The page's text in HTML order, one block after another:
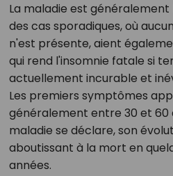
La maladie est
des cas sporadiques, où
n'est présente, aient
qui rend l'insomnie fatale si
actuellement incurable et
Les premiers symptômes
généralement entre 30 et 60
maladie se déclare, son
aboutissant à la mort en
années.